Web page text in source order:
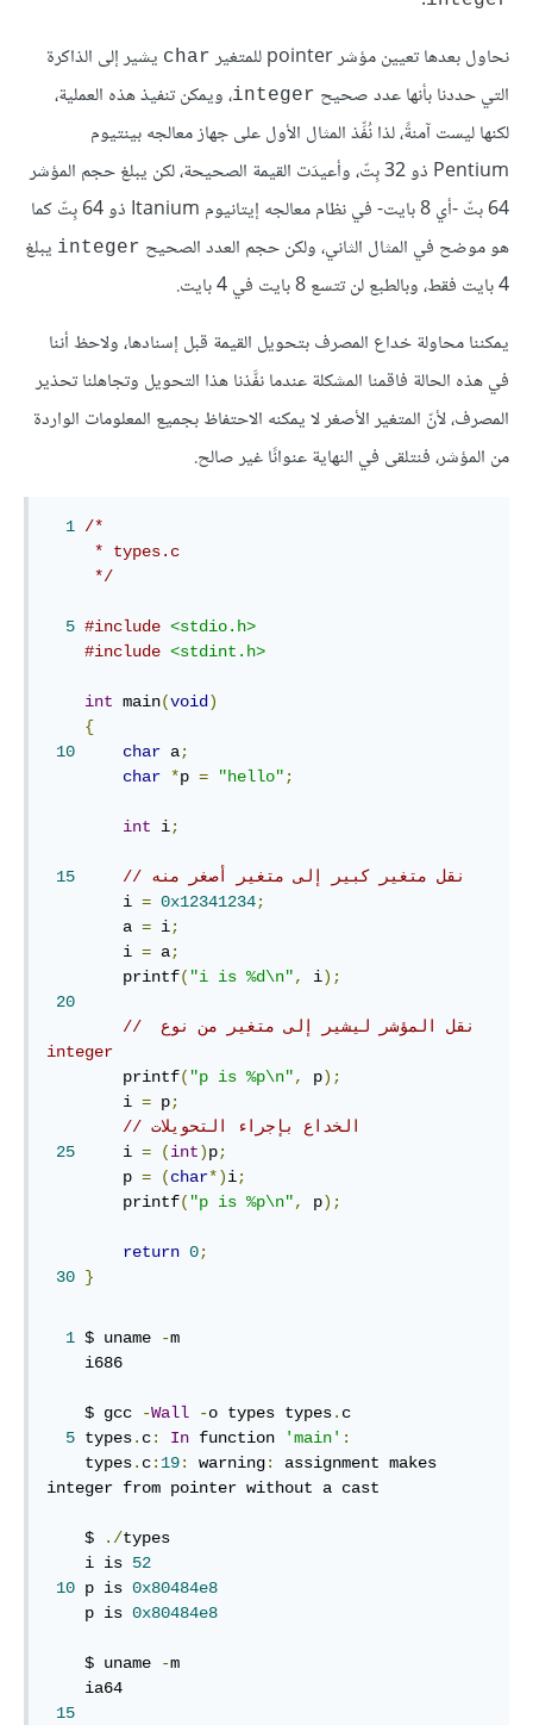
نحاول بعدها تعيين مؤشر pointer للمتغير
char يشير إلى الذاكرة
التي حددنا بأنها عدد صحيح integer، ويمكن تنفيذ هذه العملية،
لكنها ليست آمنةً، لذا نُفِّذ المثال الأول على جهاز معالجه بينتيوم
Pentium ذو 32 بِتّ، وأعيدَت القيمة الصحيحة، لكن يبلغ حجم المؤشر
64 بتّ -أي 8 بايت- في نظام معالجه إيتانيوم Itanium ذو 64 بِتّ كما
هو موضح في المثال الثاني، ولكن حجم العدد الصحيح integer يبلغ
4 بايت فقط، وبالطبع لن تتسع 8 بايت في 4 بايت.
يمكننا محاولة خداع المصرف بتحويل القيمة قبل إسنادها، ولاحظ أننا
في هذه الحالة فاقمنا المشكلة عندما نفَّذنا هذا التحويل وتجاهلنا تحذير
المصرف، لأنّ المتغير الأصغر لا يمكنه الاحتفاظ بجميع المعلومات الواردة
من المؤشر، فنتلقى في النهاية عنوانًا غير صالح.
1 /*
     */
5 #include <stdio.h>
#include <stdint.h>
int main(void)
{
10
char a;
char *p = "hello";
int i;
15
// نقل متغير كبير إلى متغير أصغر منه
        i
= 0x12341234;
        a
= i;
        i
= a;
        printf
( "i is %d\n", i);
20
// ‫‎نقل المؤشر ليشير إلى متغير من نوع
‎integer‎
        printf
( "p is %p\n", p);
        i
= p;
// الخداع بإجراء التحويلات
25
     i
= (int)p;
        p
= (char*)i;
        printf
( "p is %p\n", p);
return 0;
30 }
1 $ uname -m
    $ gcc
-Wall -o types types. c
5 types. c: In function 'main' :
    types
. c: 19: warning:
assignment makes
integer from pointer without a cast
    $
./types
    i is
52
10 p is 0x80484e8
    p is
0x80484e8
    $ uname
-m
15